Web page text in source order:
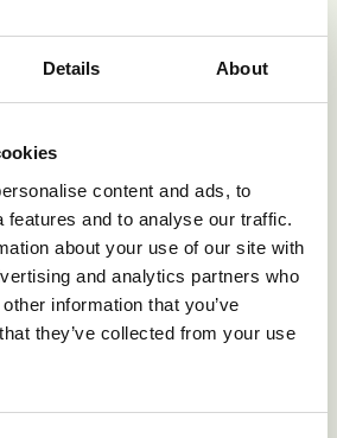
Details About
content and ads, to
features and to analyse our traffic.
about your use of our site with
and analytics partners who
information that you’ve
they’ve collected from your use